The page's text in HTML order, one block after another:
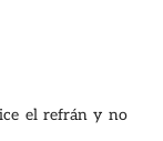
el refrán y no